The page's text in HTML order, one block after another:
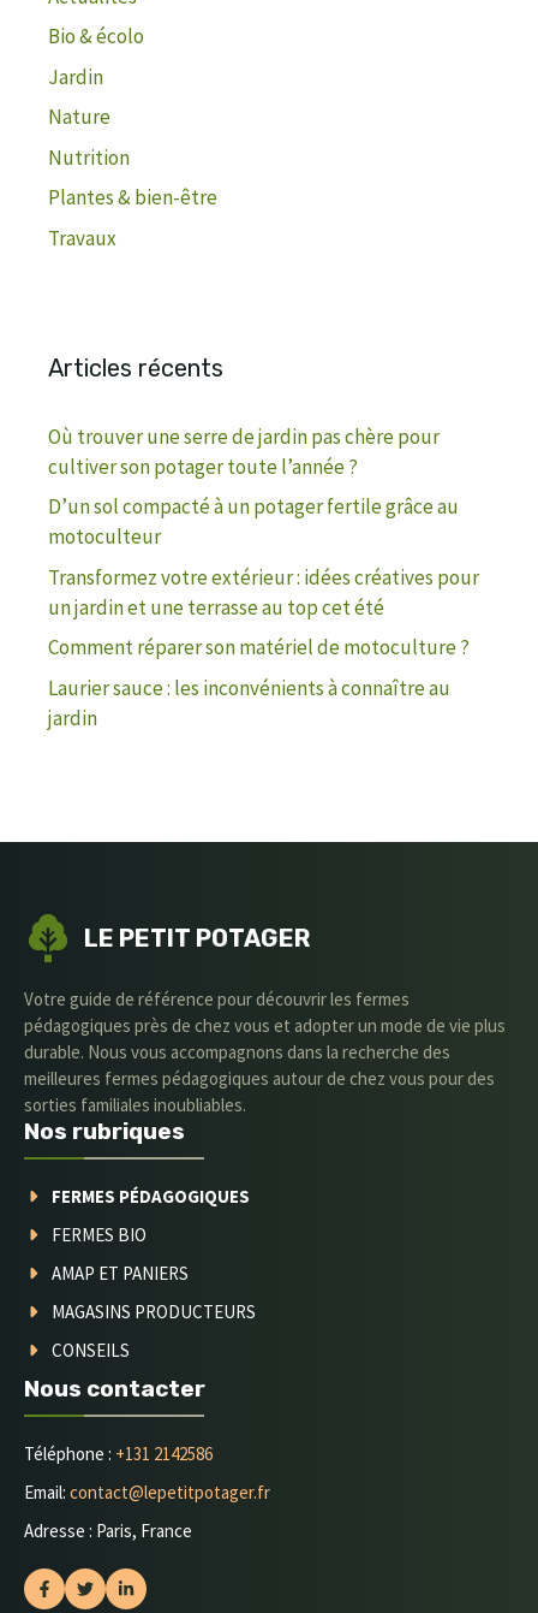
Bio & écolo
Jardin
Nature
Nutrition
Plantes & bien-être
Travaux
Articles récents
Où trouver une serre de jardin pas chère pour
cultiver son potager toute l’année ?
D’un sol compacté à un potager fertile grâce au
motoculteur
Transformez votre extérieur : idées créatives pour
un jardin et une terrasse au top cet été
Comment réparer son matériel de motoculture ?
Laurier sauce : les inconvénients à connaître au
jardin
LE PETIT POTAGER
Votre guide de référence pour découvrir les fermes
pédagogiques près de chez vous et adopter un mode de vie plus
durable. Nous vous accompagnons dans la recherche des
meilleures fermes pédagogiques autour de chez vous pour des
sorties familiales inoubliables.
Nos rubriques
FERMES PÉDAGOGIQUES
FERMES BIO
AMAP ET PANIERS
MAGASINS PRODUCTEURS
CONSEILS
Nous contacter
Téléphone : +131 2142586
Email: contact@lepetitpotager.fr
Adresse : Paris, France